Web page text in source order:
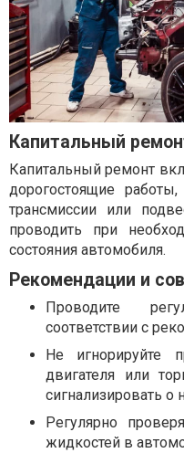
Капитальный
Капитальный ремонт
дорогостоящие
трансмиссии или
проводить при
состояния автомобиля.
Рекомендации и
Проводите
соответствии с
Не игнорируйте
двигателя или
сигнализировать о
Регулярно
жидкостей в